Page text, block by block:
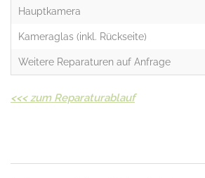
Hauptkamera
Kameraglas (inkl. Rückseite)
Weitere Reparaturen auf Anfrage
<<< zum Reparaturablauf